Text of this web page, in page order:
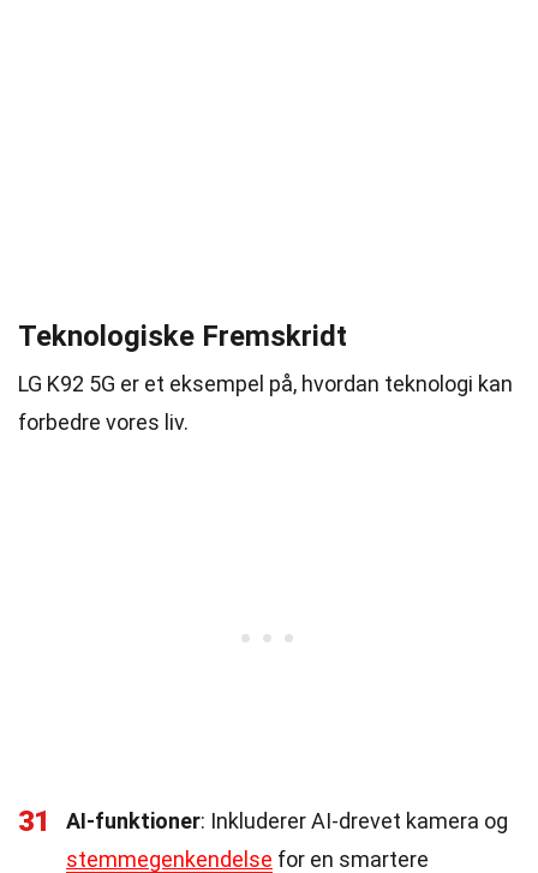
Teknologiske Fremskridt
LG K92 5G er et eksempel på, hvordan teknologi kan
forbedre vores liv.
31 AI-funktioner: Inkluderer AI-drevet kamera og
stemmegenkendelse for en smartere